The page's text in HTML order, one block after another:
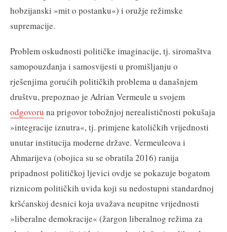
hobzijanski »mit o postanku«) i oružje režimske
supremacije.
Problem oskudnosti političke imaginacije, tj. siromaštva
samopouzdanja i samosvijesti u promišljanju o
rješenjima gorućih političkih problema u današnjem
društvu, prepoznao je Adrian Vermeule u svojem
odgovoru na prigovor tobožnjoj nerealističnosti pokušaja
»integracije iznutra«, tj. primjene katoličkih vrijednosti
unutar institucija moderne države. Vermeuleova i
Ahmarijeva (obojica su se obratila 2016) ranija
pripadnost političkoj ljevici ovdje se pokazuje bogatom
riznicom političkih uvida koji su nedostupni standardnoj
kršćanskoj desnici koja uvažava neupitne vrijednosti
»liberalne demokracije« (žargon liberalnog režima za